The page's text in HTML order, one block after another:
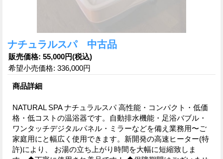
ナチュラルスパ 中古品
販売価格: 55,000円(税込)
希望小売価格: 336,000円
商品詳細
NATURAL SPA ナチュラルスパ 高性能・コンパクト・低価
格・低コストの温浴器です。自動排水機能・足浴バブル・
ワンタッチデジタルパネル・ミラーなどを備え業務用〜ご
家庭用にと幅広く使用できます。新開発の高速ヒーター(特
許)により、 お湯の立ち上がり時間を大幅に短縮致しま